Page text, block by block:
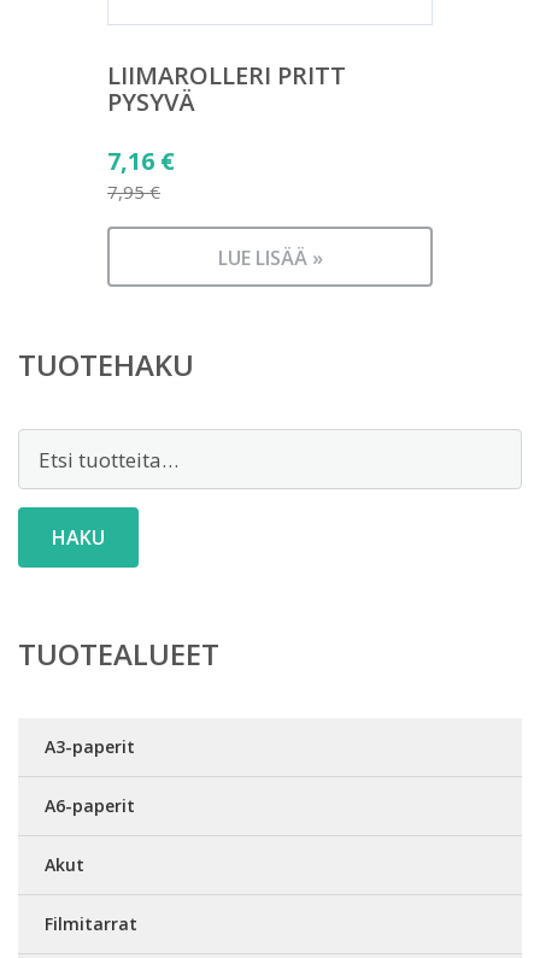
LIIMAROLLERI PRITT
PYSYVÄ
7,95€
Alkuperäinen
hinta
oli:
7,16 €
Nykyinen
on:
LUE LISÄÄ »
TUOTEHAKU
HAKU
TUOTEALUEET
A3-paperit
A6-paperit
Akut
Filmitarrat